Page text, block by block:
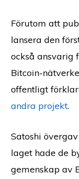
Förutom att
lansera den
också ansvarig
Bitcoin-
offentligt
andra projekt.
Satoshi
laget hade de
gemenskap av